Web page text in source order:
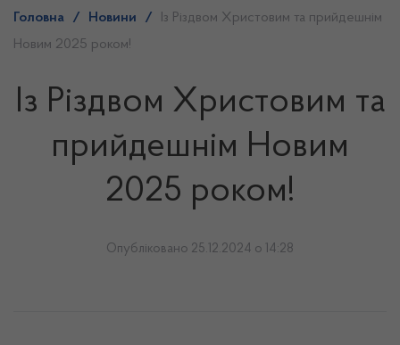
Головна / Новини /
Із Різдвом Христовим та прийдешнім
Новим 2025 роком!
Із Різдвом Христовим та
прийдешнім Новим
2025 роком!
Опубліковано 25.12.2024 о 14:28